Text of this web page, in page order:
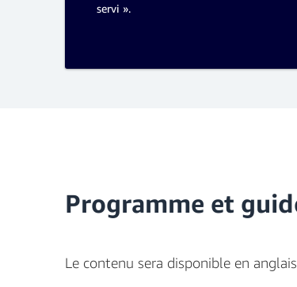
servi ».
Programme et
Le contenu sera disponible en